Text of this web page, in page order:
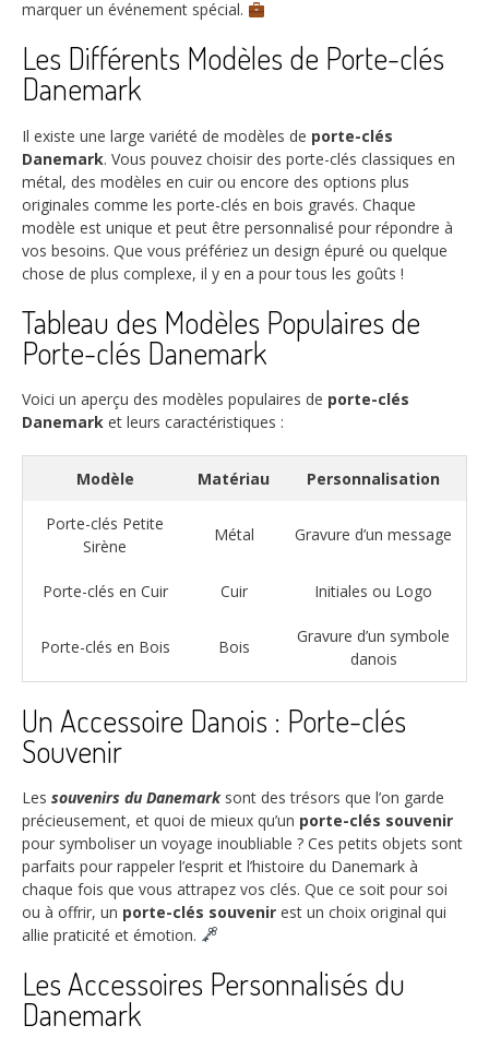
marquer un événement spécial.
Les Différents Modèles de Porte-clés
Danemark
Il existe une large variété de modèles de porte-clés
Danemark. Vous pouvez choisir des porte-clés classiques en
métal, des modèles en cuir ou encore des options plus
originales comme les porte-clés en bois gravés. Chaque
modèle est unique et peut être personnalisé pour répondre à
vos besoins. Que vous préfériez un design épuré ou quelque
chose de plus complexe, il y en a pour tous les goûts !
Tableau des Modèles Populaires de
Porte-clés Danemark
Voici un aperçu des modèles populaires de porte-clés
Danemark et leurs caractéristiques :
Modèle Matériau Personnalisation
Porte-clés Petite
Sirène
Métal Gravure d’un message
Porte-clés en Cuir Cuir Initiales ou Logo
Porte-clés en Bois Bois
Gravure d’un symbole
danois
Un Accessoire Danois : Porte-clés
Souvenir
Les souvenirs du Danemarksont des trésors que l’on garde
précieusement, et quoi de mieux qu’un porte-clés souvenir
pour symboliser un voyage inoubliable ? Ces petits objets sont
parfaits pour rappeler l’esprit et l’histoire du Danemark à
chaque fois que vous attrapez vos clés. Que ce soit pour soi
ou à offrir, un porte-clés souvenir est un choix original qui
allie praticité et émotion.
Les Accessoires Personnalisés du
Danemark